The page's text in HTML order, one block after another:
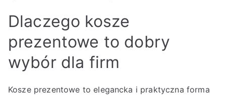
Dlaczego kosze
prezentowe to dobry
wybór dla firm
Kosze prezentowe to elegancka i praktyczna forma